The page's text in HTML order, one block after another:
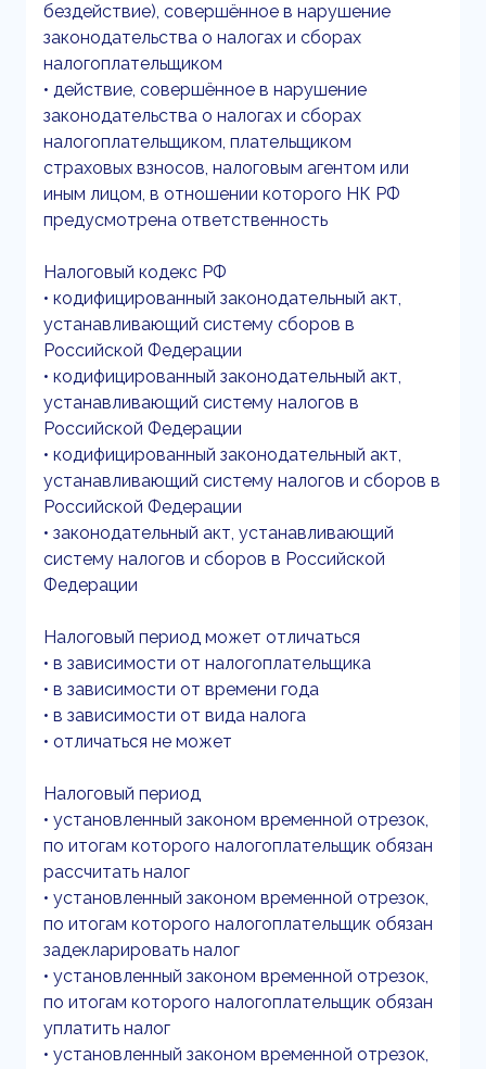
бездействие), совершённое в нарушение
законодательства о налогах и сборах
налогоплательщиком
• действие, совершённое в нарушение
законодательства о налогах и сборах
налогоплательщиком, плательщиком
страховых взносов, налоговым агентом или
иным лицом, в отношении которого НК РФ
предусмотрена ответственность
Налоговый кодекс РФ
• кодифицированный законодательный акт,
устанавливающий систему сборов в
Российской Федерации
• кодифицированный законодательный акт,
устанавливающий систему налогов в
Российской Федерации
• кодифицированный законодательный акт,
устанавливающий систему налогов и сборов в
Российской Федерации
• законодательный акт, устанавливающий
систему налогов и сборов в Российской
Федерации
Налоговый период может отличаться
• в зависимости от налогоплательщика
• в зависимости от времени года
• в зависимости от вида налога
• отличаться не может
Налоговый период
• установленный законом временной отрезок,
по итогам которого налогоплательщик обязан
рассчитать налог
• установленный законом временной отрезок,
по итогам которого налогоплательщик обязан
задекларировать налог
• установленный законом временной отрезок,
по итогам которого налогоплательщик обязан
уплатить налог
• установленный законом временной отрезок,